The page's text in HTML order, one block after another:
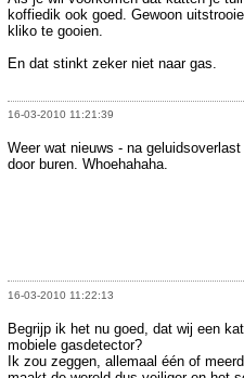
koffiedik ook goed. Gewoon
kliko te gooien.
En dat stinkt zeker niet naar gas.
16-03-2010 11:21:39
Weer wat nieuws - na
door buren. Whoehahaha.
16-03-2010 11:22:13
Begrijp ik het nu goed, dat wij een
mobiele gasdetector?
Ik zou zeggen, allemaal één of